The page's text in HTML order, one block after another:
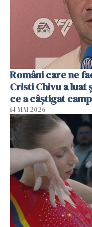
Români care ne
Cristi Chivu a luat
ce a câștigat
14 MAI 2026